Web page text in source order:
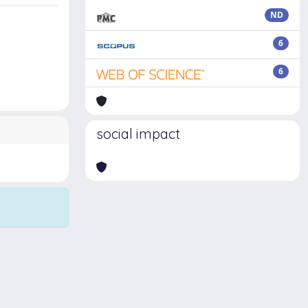
ND
6
6
social impact